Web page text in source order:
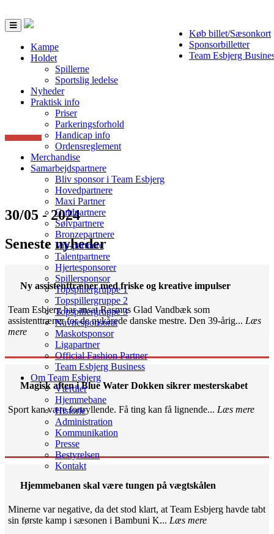
Køb billet/Sæsonkort
Sponsorbilletter
Team Esbjerg
Toggle
navigation
Kampe
Holdet
Spillerne
Sportslig ledelse
Nyheder
Praktisk info
Priser
Parkeringsforhold
Handicap info
Ordensreglement
Merchandise
Samarbejdspartnere
Bliv sponsor i Team Esbjerg
Hovedpartnere
Maxi Partner
Guldpartnere
Sølvpartnere
Bronzepartnere
Vip-partnere
Talentpartnere
Hjertesponsorer
Spillersponsor
Topspillergruppe 1
Topspillergruppe 2
Topspillergruppe 3
Navnesponsorat
Maskotsponsor
Ligapartner
Official Fashion Partner
Team Esbjerg Business
Om Team Esbjerg
Værdier
Hjemmebane
Historie
Administration
Kommunikation
Presse
Bestyrelsen
Kontakt
30/05 - 2024
Seneste nyheder
Ny assistenttræner med friske og kreative impulser
Team Esbjerg har ansat Rasmus Glad Vandbæk som
assistenttræner for de nykårede danske mestre. Den 39-årig... Læs
mere
Magisk aften i Blue Water Dokken sikrer mesterskabet
Sport kan være fortryllende. Få ting kan få lignende... Læs mere
Hjemmebanen skal være tungen på vægtskålen
Minerne var negative, da det stod klart, at Team Esbjerg havde tabt
sin første kamp i sæsonen i Bambuni K... Læs mere